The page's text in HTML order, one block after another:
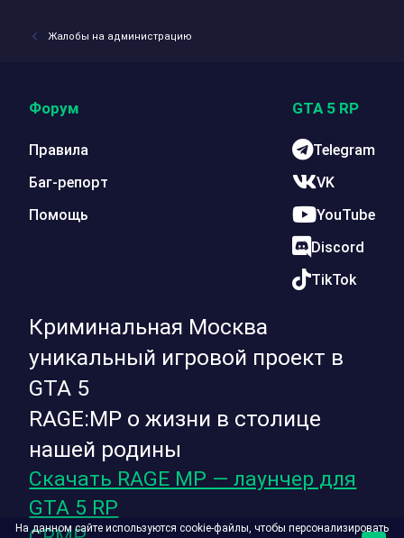
Жалобы на администрацию
Криминальная Москва
уникальный игровой проект в
GTA 5
RAGE:MP о жизни в столице
нашей родины
Скачать RAGE MP — лаунчер для
GTA 5 RP
Форум
Правила
Баг-репорт
Помощь
GTA 5 RP
Telegram
VK
YouTube
Discord
TikTok
На данном сайте используются cookie-файлы, чтобы персонализировать